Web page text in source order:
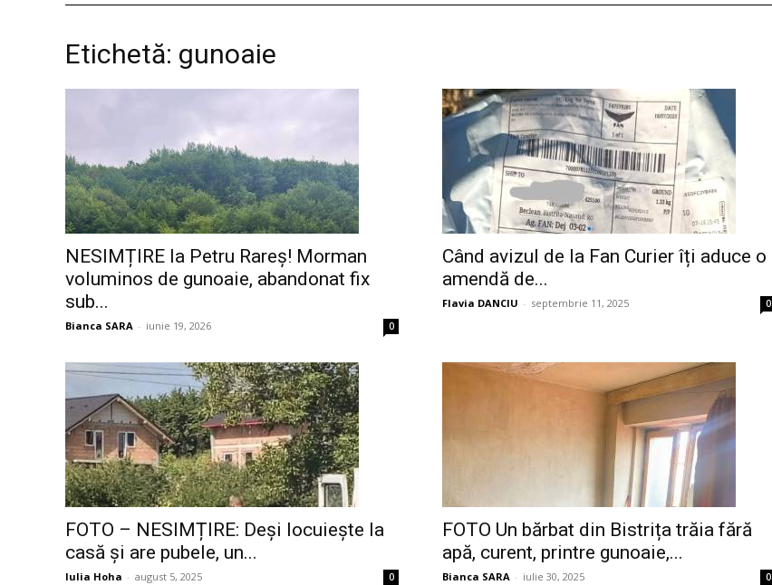
Etichetă: gunoaie
NESIMȚIRE la Petru Rareș! Morman
voluminos de gunoaie, abandonat fix
sub...
Bianca SARA - iunie 19, 2026 0
Când avizul de la Fan Curier îți aduce o
amendă de...
Flavia DANCIU - septembrie 11, 2025 0
FOTO – NESIMȚIRE: Deși locuiește la
casă și are pubele, un...
Iulia Hoha - august 5, 2025 0
FOTO Un bărbat din Bistrița trăia fără
apă, curent, printre gunoaie,...
Bianca SARA - iulie 30, 2025 0